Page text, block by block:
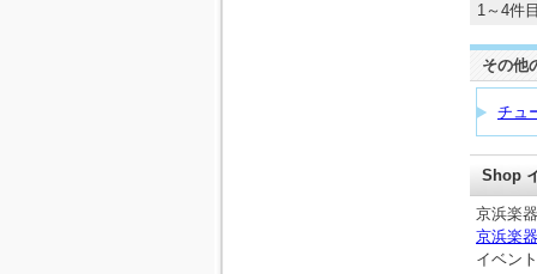
1～4件
その他
チュ
Shop
京浜楽
京浜楽
イベン